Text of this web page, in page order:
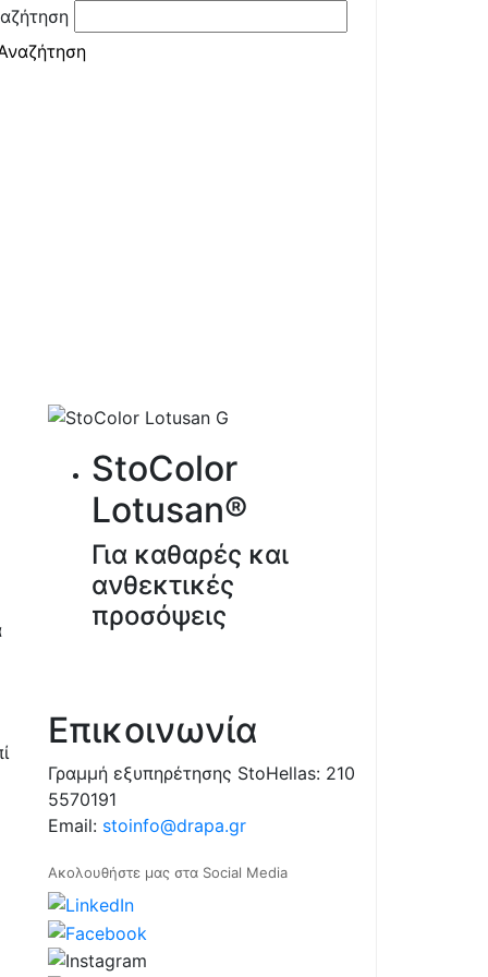
StoColor
Lotusan®
Για καθαρές και
ανθεκτικές
προσόψεις
Επικοινωνία
Γραμμή εξυπηρέτησης StoHellas: 210
5570191
Email: stoinfo@drapa.gr
Ακολουθήστε μας στα Social Media